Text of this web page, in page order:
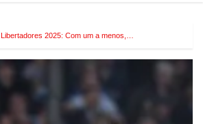
Libertadores 2025: Com um a menos,…